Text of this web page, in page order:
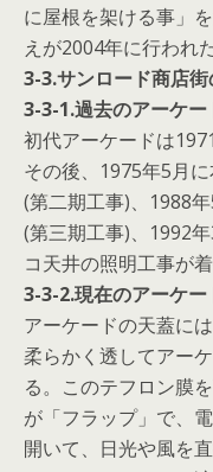
に屋根を架ける事」
えが2004年に行われた
3-3.サンロード商店
3-3-1.過去のアーケー
初代アーケードは
その後、1975年5月
(第二期工事)、1988
(第三期工事)、1992
コ天井の照明工事が
3-3-2.現在のアーケー
アーケードの天蓋に
柔らかく透してアー
る。このテフロン膜
が「フラップ」で、
開いて、日光や風を